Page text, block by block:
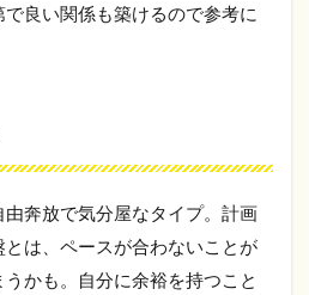
良い関係も築けるので参考に
奔放で気分屋なタイプ。計画
は、ペースが合わないことが
かも。自分に余裕を持つこと